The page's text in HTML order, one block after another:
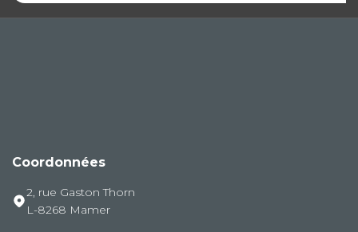
Coordonnées
2, rue Gaston Thorn
L-8268 Mamer